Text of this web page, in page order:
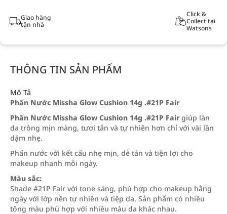
Giao hàng
tận nhà
Click &
Collect tại
Watsons
THÔNG TIN SẢN PHẨM
Mô Tả
Phấn Nước Missha Glow Cushion 14g .#21P Fair
Phấn Nước Missha Glow Cushion 14g .#21P Fair giúp làn
da trông mịn màng, tươi tắn và tự nhiên hơn chỉ với vài lần
dặm nhẹ.
Phấn nước với kết cấu nhẹ mịn, dễ tán và tiện lợi cho
makeup nhanh mỗi ngày.
Màu sắc:
Shade #21P Fair với tone sáng, phù hợp cho makeup hằng
ngày với lớp nền tự nhiên và tiệp da. Sản phẩm có nhiều
tông màu phù hợp với nhiều màu da khác nhau.